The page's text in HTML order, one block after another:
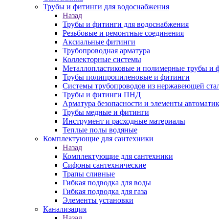
Трубы и фитинги для водоснабжения
Назад
Трубы и фитинги для водоснабжения
Резьбовые и ремонтные соединения
Аксиальные фитинги
Трубопроводная арматура
Коллекторные системы
Металлопластиковые и полимерные трубы и
Трубы полипропиленовые и фитинги
Системы трубопроводов из нержавеющей
Трубы и фитинги ПНД
Арматура безопасности и элементы
Трубы медные и фитинги
Инструмент и расходные материалы
Теплые полы водяные
Комплектующие для сантехники
Назад
Комплектующие для сантехники
Сифоны сантехнические
Трапы сливные
Гибкая подводка для воды
Гибкая подводка для газа
Элементы установки
Канализация